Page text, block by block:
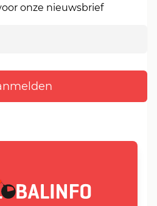
onze nieuwsbrief